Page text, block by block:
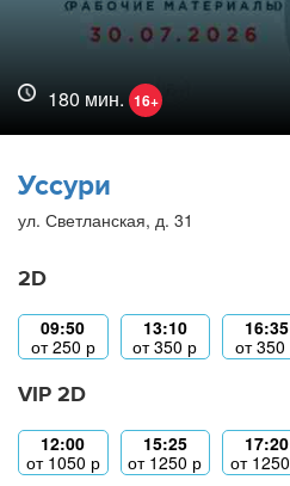
180 мин. 16+
Уссури
ул. Светланская, д. 31
2D
09:50
от250 р
13:10
от350 р
16:35
от350
VIP 2D
12:00
от 1050 р
15:25
от 1250 р
17:20
от 1250